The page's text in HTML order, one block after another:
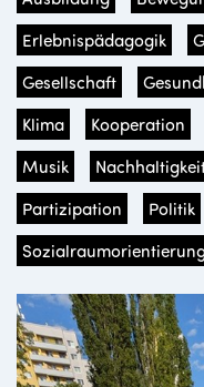
Erlebnispädagogik
Gesellschaft
Klima
Kooperation
Musik
Partizipation
Politik